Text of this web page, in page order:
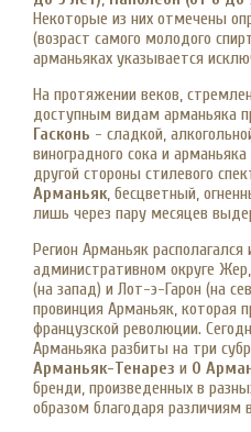
Некоторые из них отмечены
(возраст самого молодого
арманьяках указывается
На протяжении веков,
доступным видам арманьяка
Гасконь - сладкой,
виноградного сока и
другой стороны стилевого
Арманьяк, бесцветный,
лишь через пару месяцев
Регион Арманьяк располагался
административном округе
(на запад) и Лот-э-Гарон (на
провинция Арманьяк, которая
французской революции.
Арманьяка разбиты на три
Арманьяк-Тенарез и О
бренди, произведенных в
образом благодаря различиям